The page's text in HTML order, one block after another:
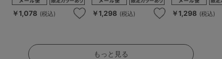
￥1,078 (税込) ￥1,298 (税込) ￥1,298 (税込)
もっと見る